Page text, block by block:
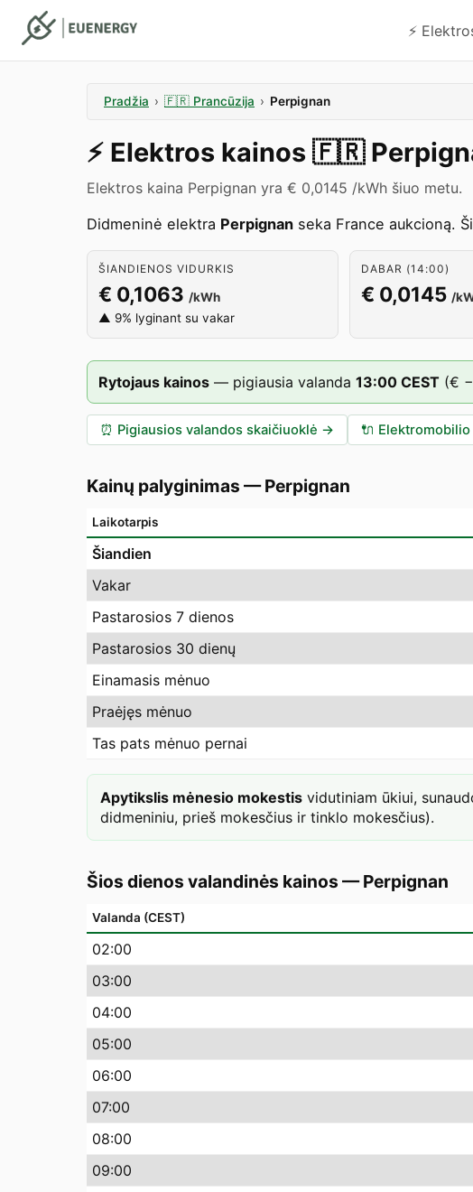
⚡️
Pradžia › 🇫🇷 Prancūzija › Perpignan
⚡️ Elektros kainos 🇫🇷
Elektros kaina Perpignan yra € 0,0145 /kWh šiuo metu.
Didmeninė elektra Perpignan seka France aukcioną.
ŠIANDIENOS VIDURKIS
€ 0,1063 /kWh
▲ 9% lyginant su vakar
DABAR (14:00)
€ 0,0145 /
Rytojaus kainos — pigiausia valanda 13:00 CEST (€
⏰ Pigiausios valandos skaičiuoklė → 🔌
Kainų palyginimas —Perpignan
Laikotarpis
Šiandien
Vakar
Pastarosios 7 dienos
Pastarosios 30 dienų
Einamasis mėnuo
Praėjęs mėnuo
Tas pats mėnuo pernai
Apytikslis mėnesio mokestis vidutiniam ūkiui,
didmeniniu, prieš mokesčius ir tinklo mokesčius).
Šios dienos valandinės kainos —Perpignan
Valanda (CEST)
02:00
03:00
04:00
05:00
06:00
07:00
08:00
09:00